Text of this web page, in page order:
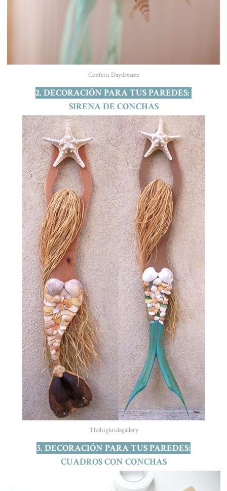
Confetti Daydreams
2. DECORACIÓN PARA TUS PAREDES:
SIRENA DE CONCHAS
Thehightidegallery
3. DECORACIÓN PARA TUS PAREDES:
CUADROS CON CONCHAS